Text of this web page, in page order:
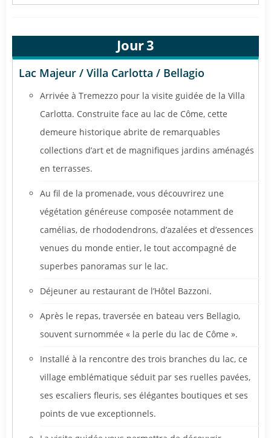
Jour3
Lac Majeur / Villa Carlotta / Bellagio
Arrivée à Tremezzo pour la visite guidée de la Villa
Carlotta. Construite face au lac de Côme, cette
demeure historique abrite de remarquables
collections d’art et de magnifiques jardins aménagés
en terrasses.
Au fil de la promenade, vous découvrirez une
végétation généreuse composée notamment de
camélias, de rhododendrons, d’azalées et d’essences
venues du monde entier, le tout accompagné de
superbes panoramas sur le lac.
Déjeuner au restaurant de l’Hôtel Bazzoni.
Après le repas, traversée en bateau vers Bellagio,
souvent surnommée « la perle du lac de Côme ».
Installé à la rencontre des trois branches du lac, ce
village emblématique séduit par ses ruelles pavées,
ses escaliers fleuris, ses élégantes boutiques et ses
points de vue exceptionnels.